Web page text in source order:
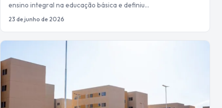
ensino integral na educação básica e definiu…
23 de junho de 2026